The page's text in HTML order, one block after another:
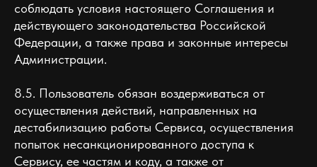
соблюдать условия настоящего Соглашения и
действующего законодательства Российской
Федерации, а также права и законные интересы
Администрации.
8.5. Пользователь обязан воздерживаться от
осуществления действий, направленных на
дестабилизацию работы Сервиса, осуществления
попыток несанкционированного доступа к
Сервису, ее частям и коду, а также от